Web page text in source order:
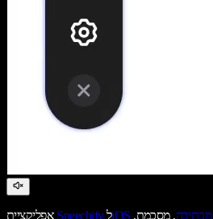
אפליקציית Speechify לiOS מכתיבה, מסכמת,